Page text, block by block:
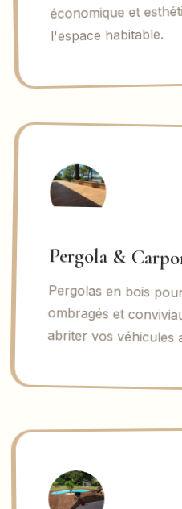
économique et
l'espace habitable.
Pergola &
Pergolas en bois
ombragés et
abriter vos véhicules